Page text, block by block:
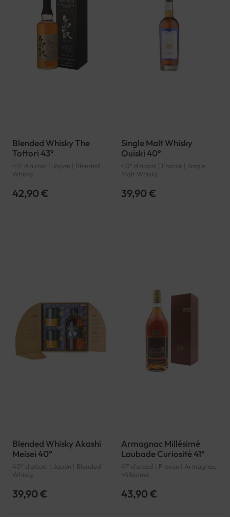
Blended Whisky The
Tottori 43°
43° d'alcool | Japon | Blended
Whisky
42,90 €
Single Malt Whisky
Ouiski 40°
40° d'alcool | France | Single
Malt Whisky
39,90 €
Blended Whisky Akashi
Meisei 40°
40° d'alcool | Japon | Blended
Whisky
39,90 €
Armagnac Millésimé
Laubade Curiosité 41°
41° d'alcool | France | Armagnac
Millésimé
43,90 €